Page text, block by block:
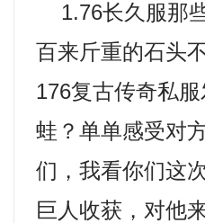
1.76长久服那
百来斤重的石头
176复古传奇私
蛙？单单感受对
们，我看你们这
巨人收获，对他